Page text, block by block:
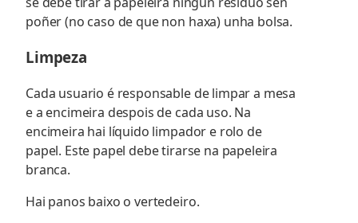
poñer (no caso de que non haxa) unha bolsa.
Limpeza
Cada usuario é responsable de limpar a mesa
e a encimeira despois de cada uso. Na
encimeira hai líquido limpador e rolo de
papel. Este papel debe tirarse na papeleira
branca.
Hai panos baixo o vertedeiro.